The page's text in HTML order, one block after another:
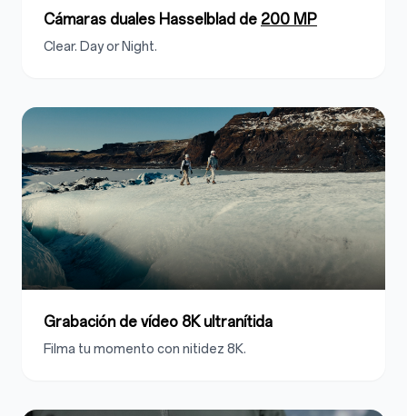
Cámaras duales Hasselblad de 200 MP
Clear. Day or Night.
Grabación de vídeo 8K ultranítida
Filma tu momento con nitidez 8K.